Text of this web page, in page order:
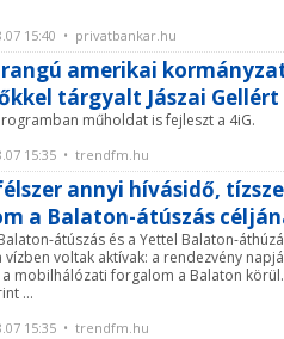
15:40 • privatbankar.hu
amerikai
tárgyalt Jászai Gellért
műholdat is fejleszt a 4iG.
15:35 • trendfm.hu
annyi hívásidő,
a Balaton-átúszás
átúszás és a Yettel Balaton-
vízben voltak aktívak: a rendezvény
mobilhálózati forgalom a Balaton körül.
...
15:35 • trendfm.hu